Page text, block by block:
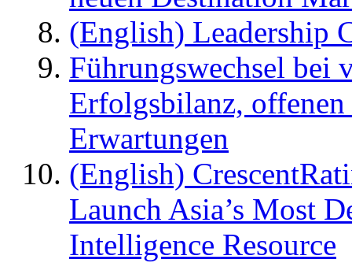
(English) Leadership
Führungswechsel bei
Erfolgsbilanz,
Erwartungen
(English)
Launch Asia’s Most
Intelligence Resource